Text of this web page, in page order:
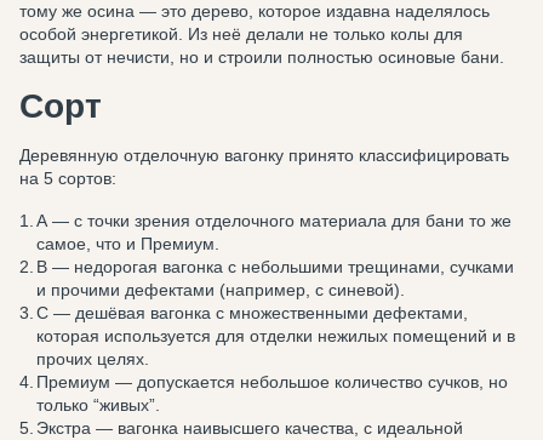
тому же осина — это дерево, которое издавна наделялось
особой энергетикой. Из неё делали не только колы для
защиты от нечисти, но и строили полностью осиновые бани.
Сорт
Деревянную отделочную вагонку принято классифицировать
на 5 сортов:
А — с точки зрения отделочного материала для бани то же
самое, что и Премиум.
В — недорогая вагонка с небольшими трещинами, сучками
и прочими дефектами (например, с синевой).
С — дешёвая вагонка с множественными дефектами,
которая используется для отделки нежилых помещений и в
прочих целях.
Премиум — допускается небольшое количество сучков, но
только “живых”.
Экстра — вагонка наивысшего качества, с идеальной